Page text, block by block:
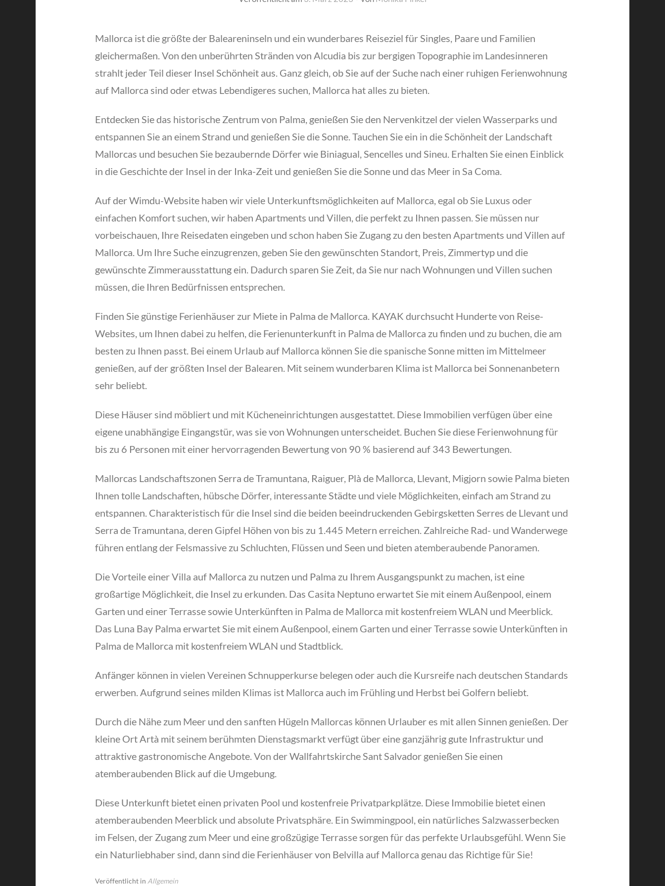
Mallorca ist die größte der Baleareninseln und ein wunderbares Reiseziel für Singles, Paare und Familien
gleichermaßen. Von den unberührten Stränden von Alcudia bis zur bergigen Topographie im Landesinneren
strahlt jeder Teil dieser Insel Schönheit aus. Ganz gleich, ob Sie auf der Suche nach einer ruhigen Ferienwohnung
auf Mallorca sind oder etwas Lebendigeres suchen, Mallorca hat alles zu bieten.
Entdecken Sie das historische Zentrum von Palma, genießen Sie den Nervenkitzel der vielen Wasserparks und
entspannen Sie an einem Strand und genießen Sie die Sonne. Tauchen Sie ein in die Schönheit der Landschaft
Mallorcas und besuchen Sie bezaubernde Dörfer wie Biniagual, Sencelles und Sineu. Erhalten Sie einen Einblick
in die Geschichte der Insel in der Inka-Zeit und genießen Sie die Sonne und das Meer in Sa Coma.
Auf der Wimdu-Website haben wir viele Unterkunftsmöglichkeiten auf Mallorca, egal ob Sie Luxus oder
einfachen Komfort suchen, wir haben Apartments und Villen, die perfekt zu Ihnen passen. Sie müssen nur
vorbeischauen, Ihre Reisedaten eingeben und schon haben Sie Zugang zu den besten Apartments und Villen auf
Mallorca. Um Ihre Suche einzugrenzen, geben Sie den gewünschten Standort, Preis, Zimmertyp und die
gewünschte Zimmerausstattung ein. Dadurch sparen Sie Zeit, da Sie nur nach Wohnungen und Villen suchen
müssen, die Ihren Bedürfnissen entsprechen.
Finden Sie günstige Ferienhäuser zur Miete in Palma de Mallorca. KAYAK durchsucht Hunderte von Reise-
Websites, um Ihnen dabei zu helfen, die Ferienunterkunft in Palma de Mallorca zu finden und zu buchen, die am
besten zu Ihnen passt. Bei einem Urlaub auf Mallorca können Sie die spanische Sonne mitten im Mittelmeer
genießen, auf der größten Insel der Balearen. Mit seinem wunderbaren Klima ist Mallorca bei Sonnenanbetern
sehr beliebt.
Diese Häuser sind möbliert und mit Kücheneinrichtungen ausgestattet. Diese Immobilien verfügen über eine
eigene unabhängige Eingangstür, was sie von Wohnungen unterscheidet. Buchen Sie diese Ferienwohnung für
bis zu 6 Personen mit einer hervorragenden Bewertung von 90 % basierend auf 343 Bewertungen.
Mallorcas Landschaftszonen Serra de Tramuntana, Raiguer, Plà de Mallorca, Llevant, Migjorn sowie Palma bieten
Ihnen tolle Landschaften, hübsche Dörfer, interessante Städte und viele Möglichkeiten, einfach am Strand zu
entspannen. Charakteristisch für die Insel sind die beiden beeindruckenden Gebirgsketten Serres de Llevant und
Serra de Tramuntana, deren Gipfel Höhen von bis zu 1.445 Metern erreichen. Zahlreiche Rad- und Wanderwege
führen entlang der Felsmassive zu Schluchten, Flüssen und Seen und bieten atemberaubende Panoramen.
Die Vorteile einer Villa auf Mallorca zu nutzen und Palma zu Ihrem Ausgangspunkt zu machen, ist eine
großartige Möglichkeit, die Insel zu erkunden. Das Casita Neptuno erwartet Sie mit einem Außenpool, einem
Garten und einer Terrasse sowie Unterkünften in Palma de Mallorca mit kostenfreiem WLAN und Meerblick.
Das Luna Bay Palma erwartet Sie mit einem Außenpool, einem Garten und einer Terrasse sowie Unterkünften in
Palma de Mallorca mit kostenfreiem WLAN und Stadtblick.
Anfänger können in vielen Vereinen Schnupperkurse belegen oder auch die Kursreife nach deutschen Standards
erwerben. Aufgrund seines milden Klimas ist Mallorca auch im Frühling und Herbst bei Golfern beliebt.
Durch die Nähe zum Meer und den sanften Hügeln Mallorcas können Urlauber es mit allen Sinnen genießen. Der
kleine Ort Artà mit seinem berühmten Dienstagsmarkt verfügt über eine ganzjährig gute Infrastruktur und
attraktive gastronomische Angebote. Von der Wallfahrtskirche Sant Salvador genießen Sie einen
atemberaubenden Blick auf die Umgebung.
Diese Unterkunft bietet einen privaten Pool und kostenfreie Privatparkplätze. Diese Immobilie bietet einen
atemberaubenden Meerblick und absolute Privatsphäre. Ein Swimmingpool, ein natürliches Salzwasserbecken
im Felsen, der Zugang zum Meer und eine großzügige Terrasse sorgen für das perfekte Urlaubsgefühl. Wenn Sie
ein Naturliebhaber sind, dann sind die Ferienhäuser von Belvilla auf Mallorca genau das Richtige für Sie!
Veröffentlicht in Allgemein